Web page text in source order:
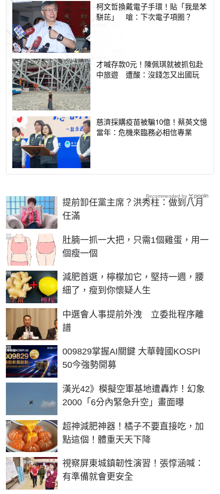
柯文哲換戴電子手環！貼「我是苯
駢芘」 嗆：下次電子項圈？
才喊存款0元！陳佩琪就被抓包赴
中旅遊 遭酸：沒錢怎又出國玩
慈濟採購疫苗被騙10億！蔡英文憶
當年：危機來臨務必相信專業
提前卸任黨主席？洪秀柱：做到八月
任滿
肚腩一抓一大把，只需1個雞蛋，用一
個瘦一個
PR
減肥首選，檸檬加它，堅持一週，腰
細了，瘦到你懷疑人生
PR
中選會人事提前外洩 立委批程序離
譜
009829掌握AI關鍵 大華韓國KOSPI
50今強勢開募
PR
漢光42》模擬空軍基地遭轟炸！幻象
2000「6分內緊急升空」畫面曝
超神減肥神器！橘子不要直接吃，加
點這個！體重天天下降
PR
視察屏東城鎮韌性演習！張惇涵喊：
有準備就會更安全
Recommended by